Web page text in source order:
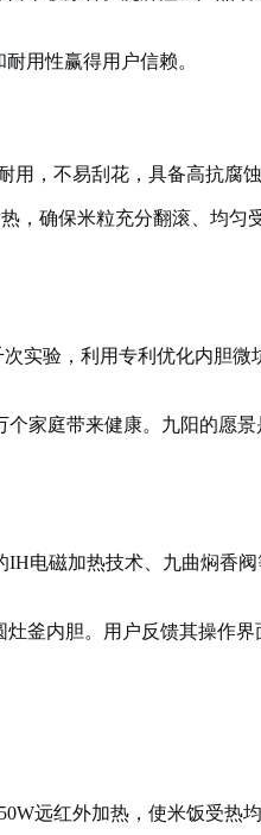
用性赢得用户信赖。
，不易刮花，具备高抗腐蚀
，确保米粒充分翻滚、均匀
实验，利用专利优化内胆
家庭带来健康。九阳的愿
电磁加热技术、九曲焖香
釜内胆。用户反馈其操作
远红外加热，使米饭受热